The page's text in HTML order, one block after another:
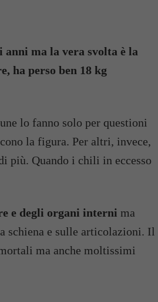
ma la vera svolta è la
ha perso ben 18 kg
lo fanno solo per questioni
la figura. Per altri, invece,
più. Quando i chili in eccesso
e degli organi interni ma
schiena e sulle articolazioni. Il
ma anche moltissimi